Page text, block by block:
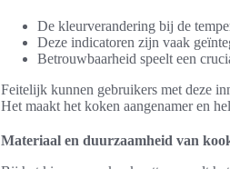
De kleurverandering bij de
Deze indicatoren zijn vaak
Betrouwbaarheid speelt een
Feitelijk kunnen gebruikers met deze
Het maakt het koken aangenamer en
Materiaal en duurzaamheid van